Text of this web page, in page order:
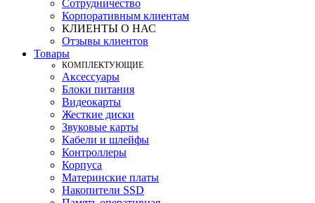
Сотрудничество
Корпоративным клиентам
КЛИЕНТЫ О НАС
Отзывы клиентов
Товары
КOМПЛЕКТУЮЩИЕ
Аксессуары
Блоки питания
Видеокарты
Жесткие диски
Звуковые карты
Кабели и шлейфы
Контроллеры
Корпуса
Материнские платы
Накопители SSD